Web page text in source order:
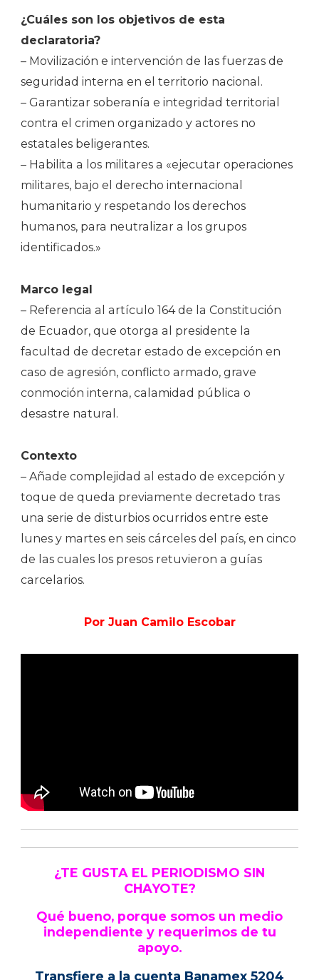
¿Cuáles son los objetivos de esta
declaratoria?
– Movilización e intervención de las fuerzas de
seguridad interna en el territorio nacional.
– Garantizar soberanía e integridad territorial
contra el crimen organizado y actores no
estatales beligerantes.
– Habilita a los militares a «ejecutar operaciones
militares, bajo el derecho internacional
humanitario y respetando los derechos
humanos, para neutralizar a los grupos
identificados.»
Marco legal
– Referencia al artículo 164 de la Constitución
de Ecuador, que otorga al presidente la
facultad de decretar estado de excepción en
caso de agresión, conflicto armado, grave
conmoción interna, calamidad pública o
desastre natural.
Contexto
– Añade complejidad al estado de excepción y
toque de queda previamente decretado tras
una serie de disturbios ocurridos entre este
lunes y martes en seis cárceles del país, en cinco
de las cuales los presos retuvieron a guías
carcelarios.
Por Juan Camilo Escobar
¿TE GUSTA EL PERIODISMO SIN
CHAYOTE?
Qué bueno, porque somos un medio
independiente y requerimos de tu
apoyo.
Transfiere a la cuenta Banamex 5204